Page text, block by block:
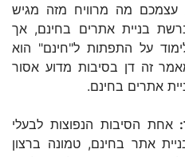
מה מרוויח מזה מגיש
בניית אתרים בחינם, אך
על התפתות ל"חינם" הוא
זה דן בסיבות מדוע אסור
אתרים בחינם.
אחת הסיבות הנפוצות לבעלי
אתר בחינם, טמונה ברצון